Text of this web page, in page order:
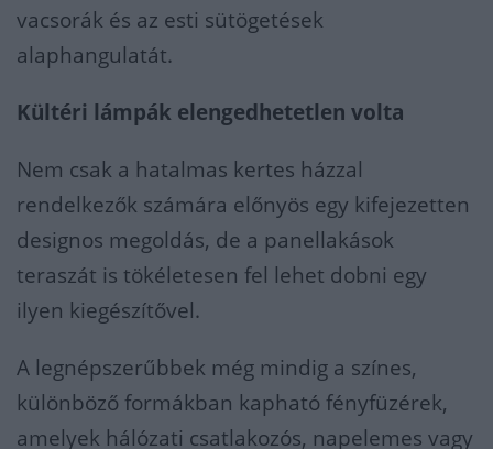
vacsorák és az esti sütögetések
alaphangulatát.
Kültéri lámpák elengedhetetlen volta
Nem csak a hatalmas kertes házzal
rendelkezők számára előnyös egy kifejezetten
designos megoldás, de a panellakások
teraszát is tökéletesen fel lehet dobni egy
ilyen kiegészítővel.
A legnépszerűbbek még mindig a színes,
különböző formákban kapható fényfüzérek,
amelyek hálózati csatlakozós, napelemes vagy